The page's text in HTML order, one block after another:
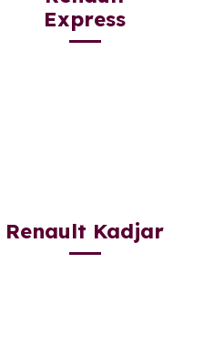
Express
Renault Kadjar